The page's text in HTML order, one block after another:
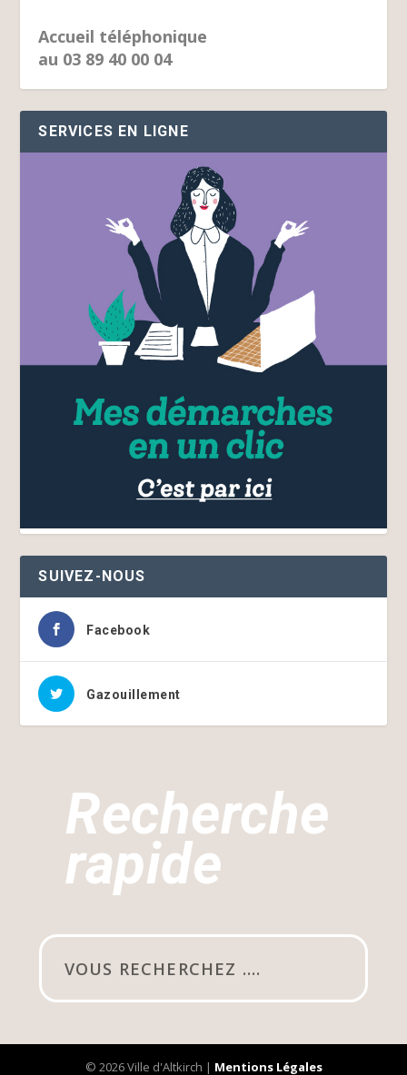
Accueil téléphonique
au 03 89 40 00 04
SERVICES EN LIGNE
SUIVEZ-NOUS
Facebook
Gazouillement
Recherche
rapide
© 2026 Ville d'Altkirch | Mentions Légales